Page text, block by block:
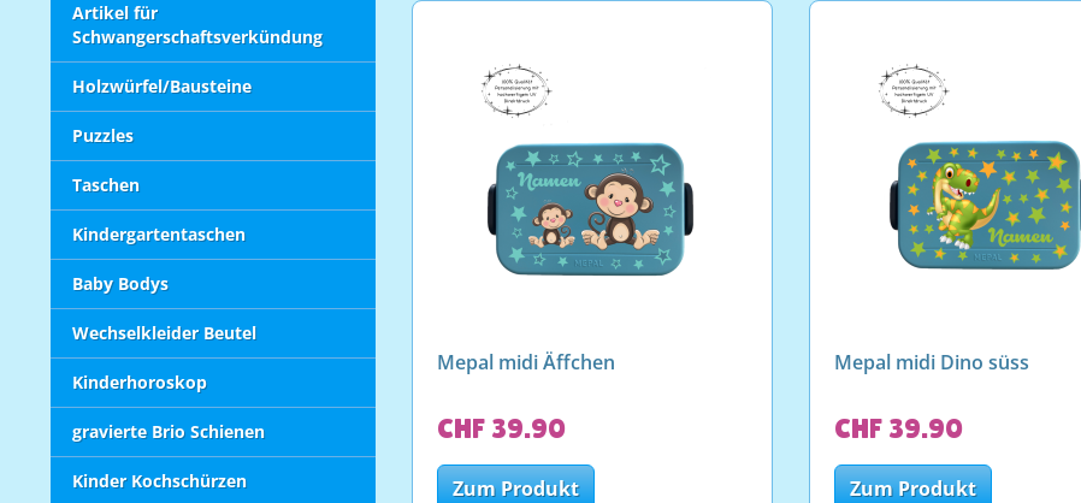
Artikel für
Schwangerschaftsverkündung
Holzwürfel/Bausteine
Puzzles
Taschen
Kindergartentaschen
Baby Bodys
Wechselkleider Beutel
Kinderhoroskop
gravierte Brio Schienen
Kinder Kochschürzen
Mepal midi Äffchen
CHF 39.90
Zum Produkt
Mepal midi Dino süss
CHF 39.90
Zum Produkt